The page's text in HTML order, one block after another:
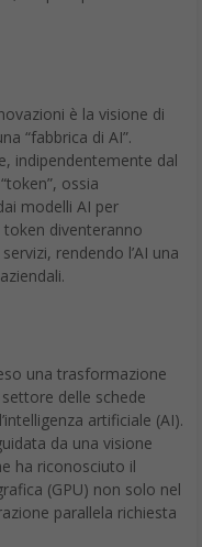
è la visione di
“fabbrica di AI”.
indipendentemente dal
ossia
modelli AI per
diventeranno
rendendo l’AI una
una trasformazione
delle schede
artificiale (AI).
da una visione
ha riconosciuto il
(GPU) non solo nel
parallela richiesta